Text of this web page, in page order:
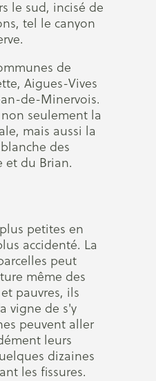
le sud, incisé de
tel le canyon
de
Aigues-Vives
de-Minervois.
seulement la
mais aussi la
des
et du Brian.
petites en
accidenté. La
peut
même des
pauvres, ils
vigne de s'y
peuvent aller
leurs
dizaines
les fissures.